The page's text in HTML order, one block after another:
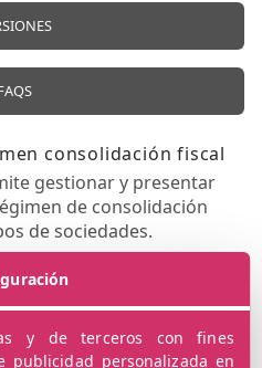
consolidación fiscal
gestionar y presentar
de consolidación
de sociedades.
las cuentas
o asistente.
y de terceros con fines
publicidad personalizada en